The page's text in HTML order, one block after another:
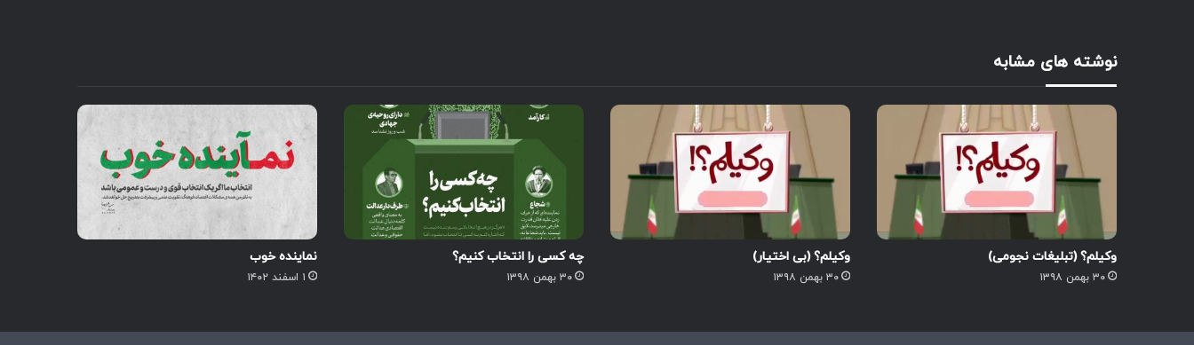
نوشته های مشابه
وکیلم؟ (تبلیغات نجومی)
۳۰ بهمن ۱۳۹۸
وکیلم؟ (بی اختیار)
۳۰ بهمن ۱۳۹۸
چه کسی را انتخاب کنیم؟
۳۰ بهمن ۱۳۹۸
نماینده خوب
۱ اسفند ۱۴۰۲